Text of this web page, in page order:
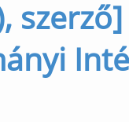
szerző]